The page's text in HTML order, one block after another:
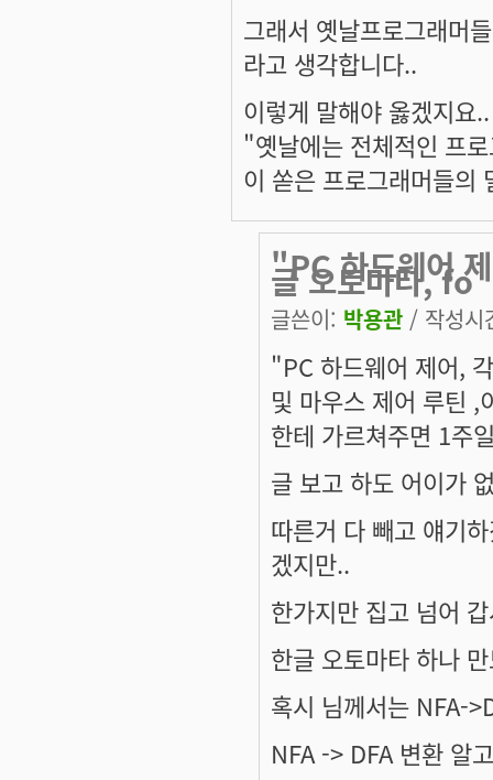
그래서 옛날프로그래머
라고 생각합니다..
이렇게 말해야 옳겠지요..
"옛날에는 전체적인 프
이 쏟은 프로그래머들의
"PC 하드웨어
글 오토마타, fo
글쓴이: 박용관 / 작성
"PC 하드웨어 제어,
및 마우스 제어 루틴 ,
한테 가르쳐주면 1주
글 보고 하도 어이가
따른거 다 빼고 얘기
겠지만..
한가지만 집고 넘어
한글 오토마타 하나
혹시 님께서는 NFA-
NFA -> DFA 변환 알